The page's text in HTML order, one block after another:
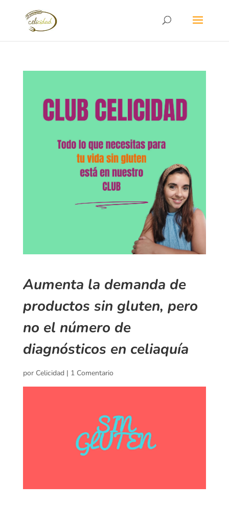
Aumenta la demanda de
productos sin gluten, pero
no el número de
diagnósticos en celiaquía
por Celicidad| 1 Comentario